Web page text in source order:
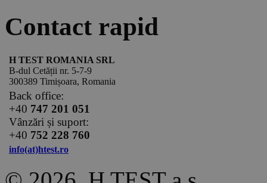
Contact rapid
H TEST ROMANIA SRL
B-dul Cetății nr. 5-7-9
300389 Timișoara, Romania
Back office:
+40 747 201 051
Vânzări și suport:
+40 752 228 760
info(at)htest.ro